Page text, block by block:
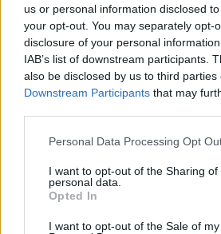
us or personal information disclosed
your opt-out. You may separately opt-
disclosure of your personal
IAB’s list of downstream participants.
also be disclosed by us to third parties
Downstream Participants that may
Please note that this website/app uses
not limited to your visit or usage
grant or deny consent to Google and
use your data for below specified
consent section.
Personal Data Processing Opt
I want to opt-out of the Sharing of
personal data.
Opted In
I want to opt-out of the Sale of my
Akasztás az Operában
caruso_•2018. december 31.
főpróbája. Óriási izgatottság
csomó ember egy emelvény
delikvensek érkezését jelzik.